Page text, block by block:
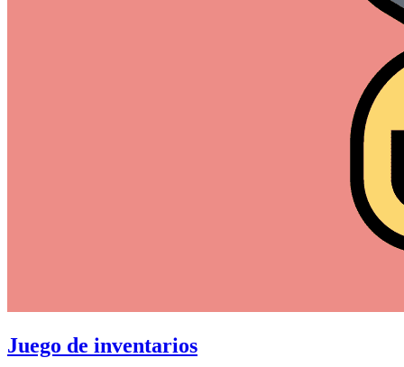
Juego de inventarios